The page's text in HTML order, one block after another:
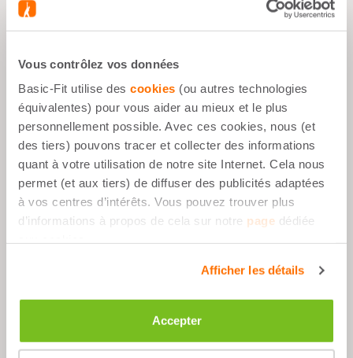
Vous contrôlez vos données
Basic-Fit utilise des cookies (ou autres technologies
équivalentes) pour vous aider au mieux et le plus
personnellement possible. Avec ces cookies, nous (et
des tiers) pouvons tracer et collecter des informations
quant à votre utilisation de notre site Internet. Cela nous
permet (et aux tiers) de diffuser des publicités adaptées
à vos centres d’intérêts. Vous pouvez trouver plus
d’informations à propos de cela sur notre page dédiée
Afficher les détails
Accepter
Avantages
Croissance Musculaire
Avant le Sport
Pendant le Sport
sans Caféine